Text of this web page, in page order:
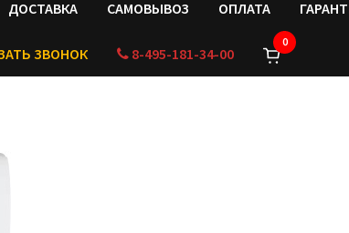
ДОСТАВКА САМОВЫВОЗ ОПЛАТА
ЗВОНОК 8-495-181-34-00
0